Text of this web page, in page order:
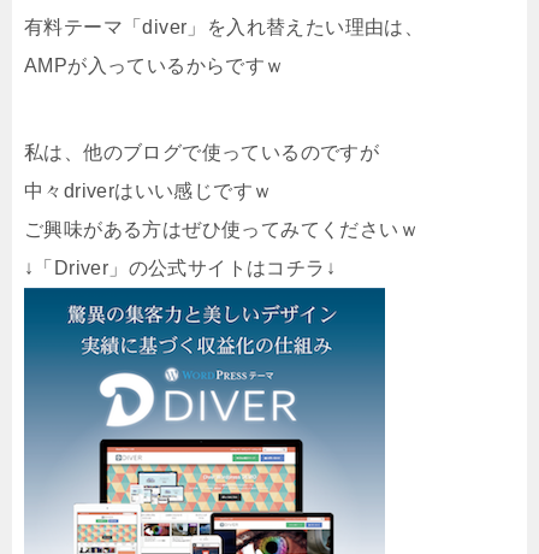
有料テーマ「diver」を入れ替えたい理由は、
AMPが入っているからですｗ
私は、他のブログで使っているのですが
中々driverはいい感じですｗ
ご興味がある方はぜひ使ってみてくださいｗ
↓「Driver」の公式サイトはコチラ↓